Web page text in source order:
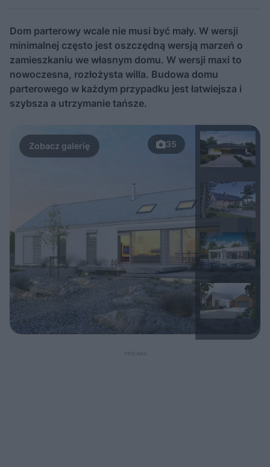
Dom parterowy wcale nie musi być mały. W wersji
minimalnej często jest oszczędną wersją marzeń o
zamieszkaniu we własnym domu. W wersji maxi to
nowoczesna, rozłożysta willa. Budowa domu
parterowego w każdym przypadku jest łatwiejsza i
szybsza a utrzymanie tańsze.
35